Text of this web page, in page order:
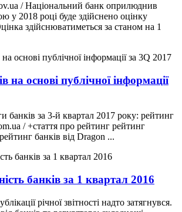
/ Національний банк оприлюднив
у 2018 році буде здійснено оцінку
здійснюватиметься за станом на 1
на основі публічної інформації
банків за 3-й квартал 2017 року: рейтинг
/ +стаття про рейтинг рейтинг
банків від Dragon ...
банків за 1 квартал 2016
річної звітності надто затягнувся.